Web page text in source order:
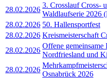
28.02.2026
3. Crosslauf Cross-
Waldlaufserie 2026
28.02.2026 50. Hallensportfest
28.02.2026 Kreismeisterschaft
28.02.2026
Offene
Nordfriesland und
28.02.2026
Osnabrück 2026